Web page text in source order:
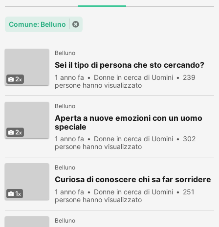
Comune: Belluno
2
Belluno
Sei il tipo di persona che sto cercando?
1 anno fa Donne in cerca di Uomini
239
persone hanno visualizzato
2
Belluno
Aperta a nuove emozioni con un uomo
speciale
1 anno fa Donne in cerca di Uomini
302
persone hanno visualizzato
1
Belluno
Curiosa di conoscere chi sa far sorridere
1 anno fa Donne in cerca di Uomini
251
persone hanno visualizzato
Belluno